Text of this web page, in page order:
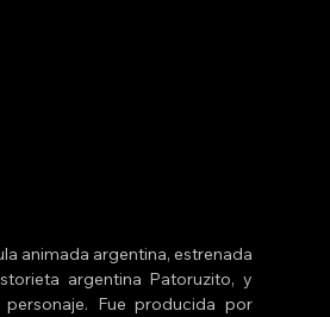
animada argentina, estrenada
argentina Patoruzito, y